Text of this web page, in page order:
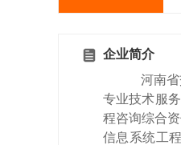
企业简介
河南
专业技术服
程咨询综合
信息系统工